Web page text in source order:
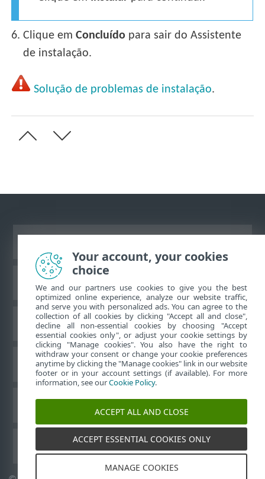
6. Clique emConcluído para sair do Assistente
de instalação.
Solução de problemas de instalação.
Base de conhecimento da ESET
Fórum ESET
Suporte regional
Outros produtos ESET
Your account, your cookies
choice
We and our partners use cookies to give you the best
optimized online experience, analyze our website traffic,
and serve you with personalized ads. You can agree to the
collection of all cookies by clicking "Accept all and close",
decline all non-essential cookies by choosing "Accept
essential cookies only", or adjust your cookie settings by
clicking "Manage cookies". You also have the right to
withdraw your consent or change your cookie preferences
anytime by clicking the "Manage cookies" link in our website
footer or in your account settings (if available). For more
information, see ourCookie Policy.
ACCEPT ALL AND CLOSE
ACCEPT ESSENTIAL COOKIES ONLY
MANAGE COOKIES